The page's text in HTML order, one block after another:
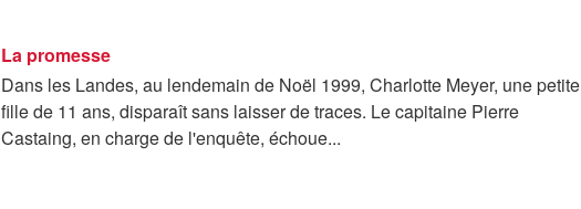
La promesse
Dans les Landes, au lendemain de Noël 1999, Charlotte Meyer, une petite
fille de 11 ans, disparaît sans laisser de traces. Le capitaine Pierre
Castaing, en charge de l'enquête, échoue...